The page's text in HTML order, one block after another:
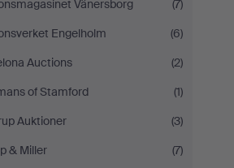
Vänersborg
(7)
Engelholm
(6)
Auctions
(2)
of Stamford
(1)
Auktioner
(3)
& Miller
(7)